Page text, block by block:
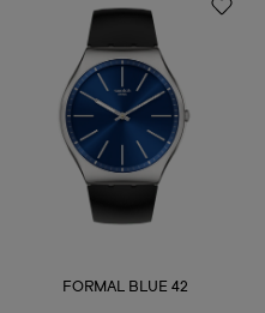
FORMAL BLUE 42